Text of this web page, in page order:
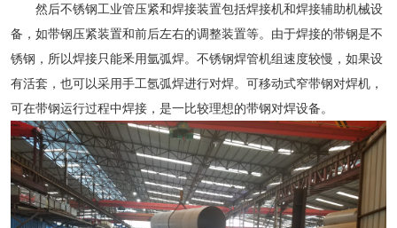
然后不锈钢工业管压紧和焊接装置包括焊接机和焊接辅助机械设
备，如带钢压紧装置和前后左右的调整装置等。由于焊接的带钢是不
锈钢，所以焊接只能釆用氩弧焊。不锈钢焊管机组速度较慢，如果设
有活套，也可以采用手工氬弧焊进行对焊。可移动式窄带钢对焊机，
可在带钢运行过程中焊接，是一比较理想的带钢对焊设备。